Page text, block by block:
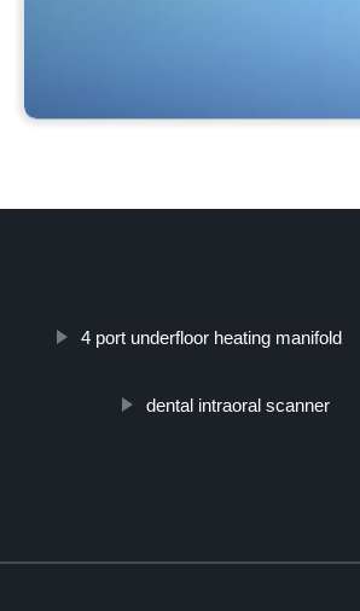
4 port underfloor heating manifold
dental intraoral scanner